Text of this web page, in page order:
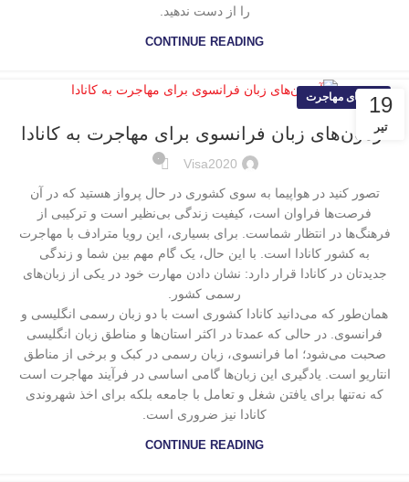
را از دست ندهید.
CONTINUE READING
19
تیر
راهنمای مهاجرت
آزمون‌های زبان فرانسوی برای مهاجرت به کانادا
Visa2020 ۰
تصور کنید در هواپیما به سوی کشوری در حال پرواز هستید که در آن
فرصت‌ها فراوان است، کیفیت زندگی بی‌نظیر است و ترکیبی از
فرهنگ‌ها در انتظار شماست. برای بسیاری، این رویا مترادف با مهاجرت
به کشور کانادا است. با این حال، یک گام مهم بین شما و زندگی
جدیدتان در کانادا قرار دارد: نشان دادن مهارت خود در یکی از زبان‌های
رسمی کشور.
همان‌طور که می‌دانید کانادا کشوری است با دو زبان رسمی انگلیسی و
فرانسوی. در حالی که عمدتا در اکثر استان‌ها و مناطق زبان انگلیسی
صحبت می‌شود؛ اما فرانسوی، زبان رسمی در کبک و برخی از مناطق
انتاریو است. یادگیری این زبان‌ها گامی اساسی در فرآیند مهاجرت است
که نه‌تنها برای یافتن شغل و تعامل با جامعه بلکه برای اخذ شهروندی
کانادا نیز ضروری است.
CONTINUE READING